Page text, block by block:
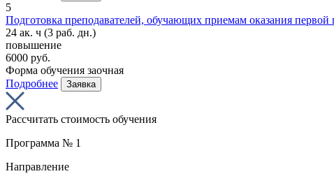
5
Подготовка преподавателей, обучающих приемам оказания
24 ак. ч (3 раб. дн.)
повышение
6000 руб.
Форма обучения заочная
Подробнее
Заявка
Рассчитать стоимость обучения
Программа № 1
Направление